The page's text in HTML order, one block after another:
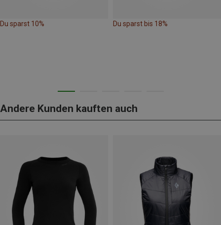
Du sparst 10% Du sparst bis 18%
Andere Kunden kauften auch